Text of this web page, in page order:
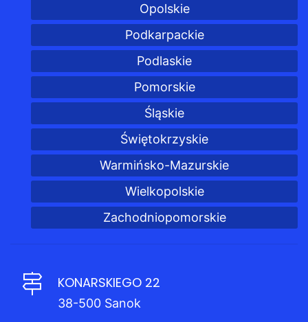
Opolskie
Podkarpackie
Podlaskie
Pomorskie
Śląskie
Świętokrzyskie
Warmińsko-Mazurskie
Wielkopolskie
Zachodniopomorskie
KONARSKIEGO 22
38-500 Sanok